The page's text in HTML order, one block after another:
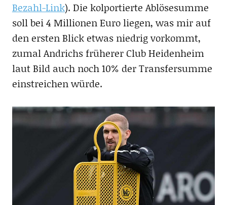
Bezahl-Link). Die kolportierte Ablösesumme
soll bei 4 Millionen Euro liegen, was mir auf
den ersten Blick etwas niedrig vorkommt,
zumal Andrichs früherer Club Heidenheim
laut Bild auch noch 10% der Transfersumme
einstreichen würde.